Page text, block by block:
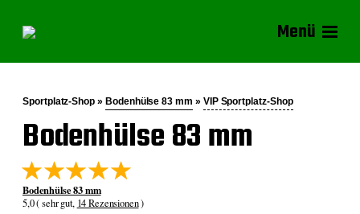
Menü
Sportplatz-Shop » Bodenhülse 83 mm » VIP Sportplatz-Shop
Bodenhülse 83 mm
Bodenhülse 83 mm
5,0 ( sehr gut, 14 Rezensionen)